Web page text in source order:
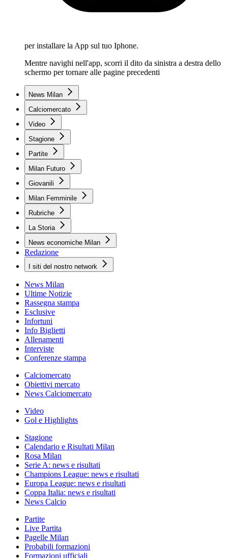
per installare la App sul tuo Iphone.
Mentre navighi nell'app, scorri il dito da sinistra a destra dello
schermo per tornare alle pagine precedenti
News Milan
Calciomercato
Video
Stagione
Partite
Milan Futuro
Giovanili
Milan Femminile
Rubriche
La Storia
News economiche Milan
Redazione
I siti del nostro network
News Milan
Ultime Notizie
Rassegna stampa
Esclusive
Infortuni
Info Biglietti
Allenamenti
Interviste
Conferenze stampa
Calciomercato
Obiettivi mercato
News Calciomercato
Video
Gol e Highlights
Stagione
Calendario e Risultati Milan
Rosa Milan
Serie A: news e risultati
Champions League: news e risultati
Europa League: news e risultati
Coppa Italia: news e risultati
News Calcio
Partite
Live Partita
Pagelle Milan
Probabili formazioni
Formazioni ufficiali